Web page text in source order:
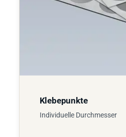
Klebepunkte
Individuelle Durchmesser